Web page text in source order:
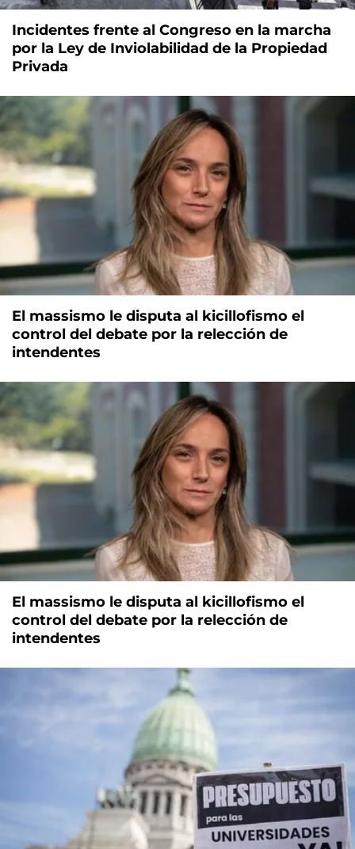
Incidentes frente al Congreso en la marcha
por la Ley de Inviolabilidad de la Propiedad
Privada
El massismo le disputa al kicillofismo el
control del debate por la relección de
intendentes
El massismo le disputa al kicillofismo el
control del debate por la relección de
intendentes